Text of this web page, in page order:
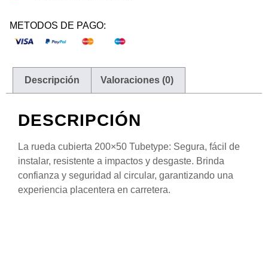
METODOS DE PAGO:
Descripción Valoraciones (0)
DESCRIPCIÓN
La rueda cubierta 200×50 Tubetype: Segura, fácil de
instalar, resistente a impactos y desgaste. Brinda
confianza y seguridad al circular, garantizando una
experiencia placentera en carretera.